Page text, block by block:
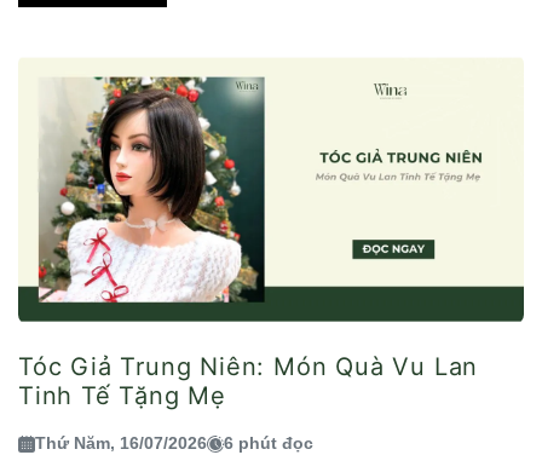
Tóc Giả Trung Niên: Món Quà Vu Lan
Tinh Tế Tặng Mẹ
Thứ Năm, 16/07/2026 6 phút đọc